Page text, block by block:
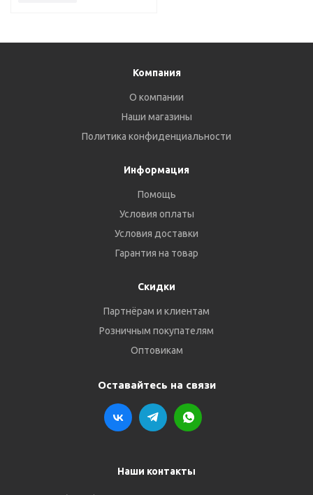
Компания
О компании
Наши магазины
Политика конфиденциальности
Информация
Помощь
Условия оплаты
Условия доставки
Гарантия на товар
Скидки
Партнёрам и клиентам
Розничным покупателям
Оптовикам
Оставайтесь на связи
Наши контакты